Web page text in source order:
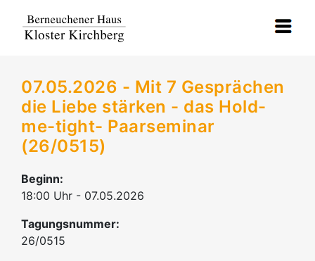
07.05.2026 - Mit 7 Gesprächen
die Liebe stärken - das Hold-
me-tight- Paarseminar
(26/0515)
Beginn:
18:00 Uhr - 07.05.2026
Tagungsnummer:
26/0515